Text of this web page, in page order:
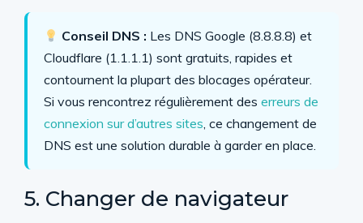
Conseil DNS : Les DNS Google (8.8.8.8) et
Cloudflare (1.1.1.1) sont gratuits, rapides et
contournent la plupart des blocages opérateur.
Si vous rencontrez régulièrement des erreurs de
connexion sur d’autres sites, ce changement de
DNS est une solution durable à garder en place.
5. Changer de navigateur